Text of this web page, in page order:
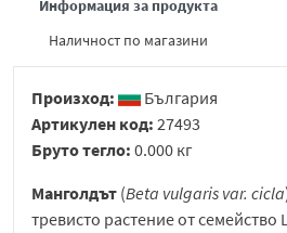
Информация за продукта
Наличност по магазини
Произход:
България
Артикулен код: 27493
Бруто тегло: 0.000 кг
Манголдът (Beta vulgaris var. cicla
тревисто растение от